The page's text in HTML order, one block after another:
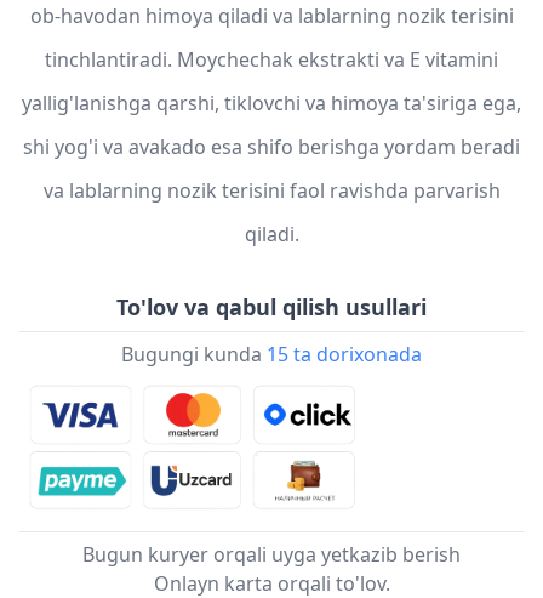
ob-havodan himoya qiladi va lablarning nozik terisini
tinchlantiradi. Moychechak ekstrakti va E vitamini
yallig'lanishga qarshi, tiklovchi va himoya ta'siriga ega,
shi yog'i va avakado esa shifo berishga yordam beradi
va lablarning nozik terisini faol ravishda parvarish
qiladi.
To'lov va qabul qilish usullari
Bugungi kunda 15 ta dorixonada
Bugun kuryer orqali uyga yetkazib berish
Onlayn karta orqali to'lov.